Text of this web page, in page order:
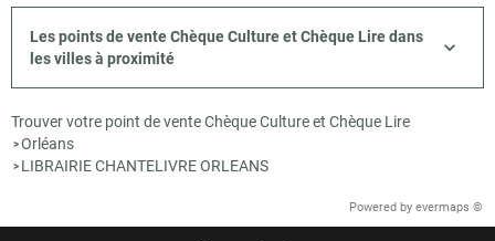
Les points de vente Chèque Culture et Chèque Lire dans
les villes à proximité
Trouver votre point de vente Chèque Culture et Chèque Lire
>Orléans
> LIBRAIRIE CHANTELIVRE ORLEANS
Powered by evermaps ©